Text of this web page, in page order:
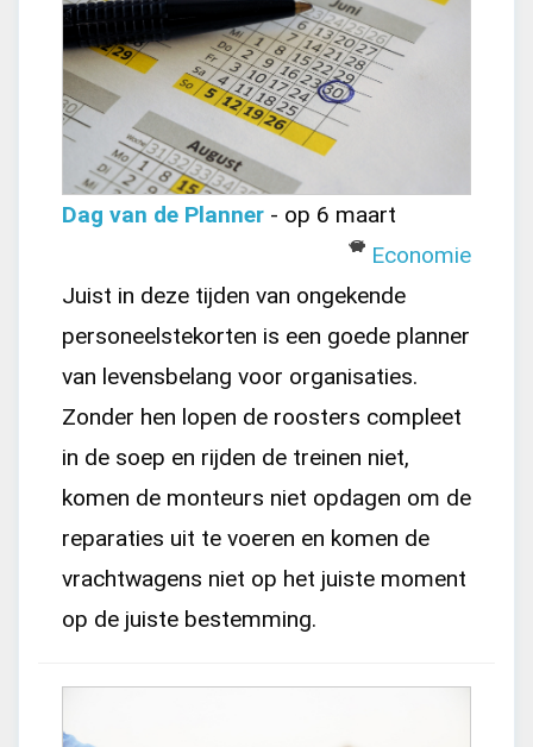
Dag van de Planner- op 6 maart
Economie
Juist in deze tijden van ongekende
personeelstekorten is een goede planner
van levensbelang voor organisaties.
Zonder hen lopen de roosters compleet
in de soep en rijden de treinen niet,
komen de monteurs niet opdagen om de
reparaties uit te voeren en komen de
vrachtwagens niet op het juiste moment
op de juiste bestemming.